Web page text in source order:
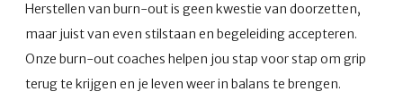
Herstellen van burn-out is geen kwestie van doorzetten,
maar juist van even stilstaan en begeleiding accepteren.
Onze burn-out coaches helpen jou stap voor stap om grip
terug te krijgen en je leven weer in balans te brengen.